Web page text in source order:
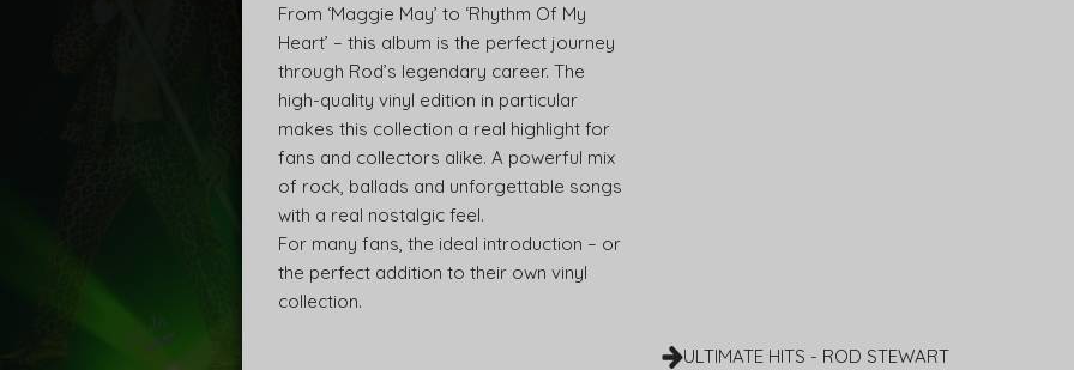
From ‘Maggie May’ to ‘Rhythm Of My
Heart’ – this album is the perfect journey
through Rod’s legendary career. The
high-quality vinyl edition in particular
makes this collection a real highlight for
fans and collectors alike. A powerful mix
of rock, ballads and unforgettable songs
with a real nostalgic feel.
For many fans, the ideal introduction – or
the perfect addition to their own vinyl
collection.
ULTIMATE HITS - ROD STEWART